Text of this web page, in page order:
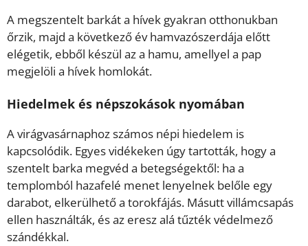
A megszentelt barkát a hívek gyakran otthonukban
őrzik, majd a következő év hamvazószerdája előtt
elégetik, ebből készül az a hamu, amellyel a pap
megjelöli a hívek homlokát.
Hiedelmek és népszokások nyomában
A virágvasárnaphoz számos népi hiedelem is
kapcsolódik. Egyes vidékeken úgy tartották, hogy a
szentelt barka megvéd a betegségektől: ha a
templomból hazafelé menet lenyelnek belőle egy
darabot, elkerülhető a torokfájás. Másutt villámcsapás
ellen használták, és az eresz alá tűzték védelmező
szándékkal.